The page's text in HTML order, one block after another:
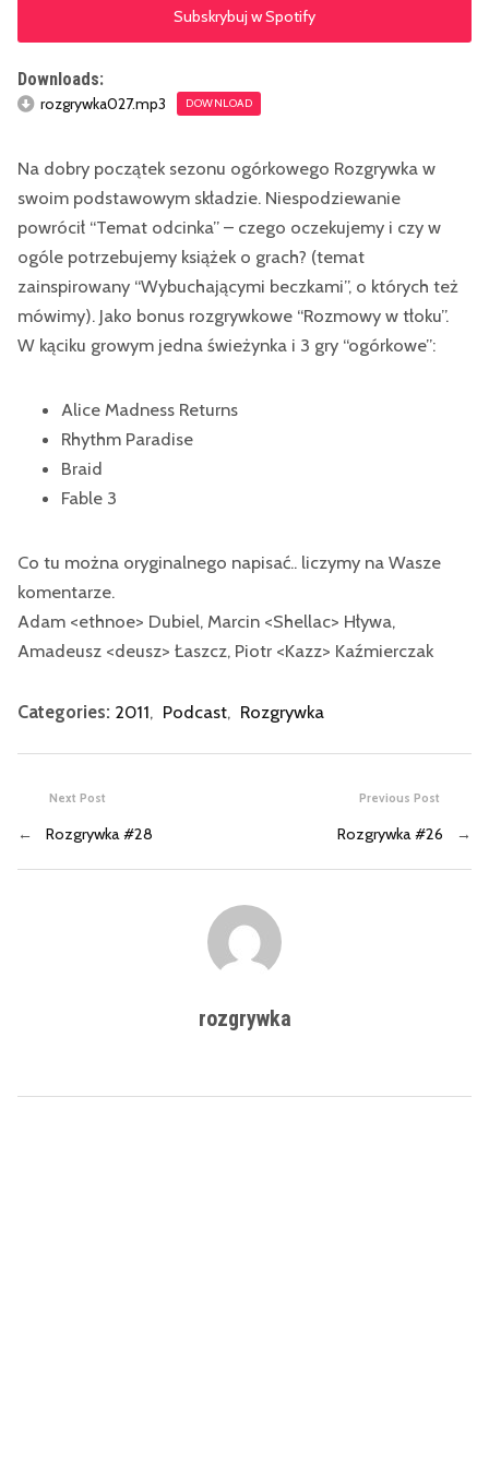
Subskrybuj w Spotify
Downloads:
rozgrywka027.mp3 DOWNLOAD
Na dobry początek sezonu ogórkowego Rozgrywka w
swoim podstawowym składzie. Niespodziewanie
powrócił “Temat odcinka” – czego oczekujemy i czy w
ogóle potrzebujemy książek o grach? (temat
zainspirowany “Wybuchającymi beczkami”, o których też
mówimy). Jako bonus rozgrywkowe “Rozmowy w tłoku”.
W kąciku growym jedna świeżynka i 3 gry “ogórkowe”:
Alice Madness Returns
Rhythm Paradise
Braid
Fable 3
Co tu można oryginalnego napisać.. liczymy na Wasze
komentarze.
Adam <ethnoe> Dubiel, Marcin <Shellac> Hływa,
Amadeusz <deusz> Łaszcz, Piotr <Kazz> Kaźmierczak
Categories: 2011, Podcast, Rozgrywka
Previous Post
Rozgrywka #26 →
Next Post
← Rozgrywka #28
rozgrywka